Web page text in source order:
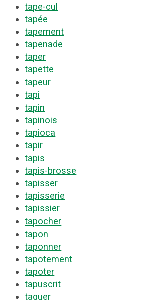
tape-cul
tapée
tapement
tapenade
taper
tapette
tapeur
tapi
tapin
tapinois
tapioca
tapir
tapis
tapis-brosse
tapisser
tapisserie
tapissier
tapocher
tapon
taponner
tapotement
tapoter
tapuscrit
taquer